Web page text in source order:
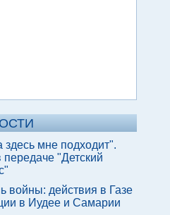
здесь мне подходит".
передаче "Детский
войны: действия в Газе
в Иудее и Самарии